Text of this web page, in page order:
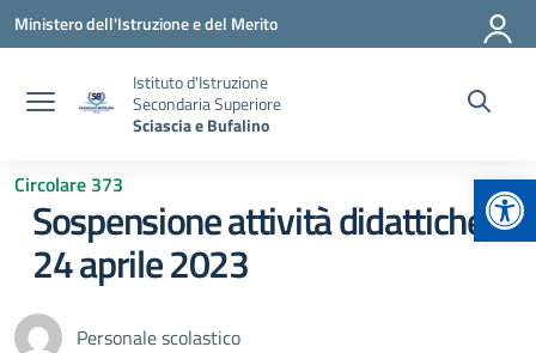
Vai ai contenuti
Vai al menu di navigazione
Vai al footer
Ministero dell'Istruzione e del Merito
Istituto d'Istruzione
Secondaria Superiore
Sciascia e Bufalino
Circolare 373
Sospensione attività didattiche
24 aprile 2023
Personale scolastico